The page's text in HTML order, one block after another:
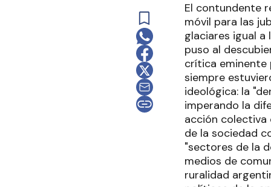
El contundente
móvil para las
glaciares igual
puso al
crítica eminente
siempre
ideológica: la
imperando la
acción colectiva
de la sociedad
"sectores de la
medios de
ruralidad